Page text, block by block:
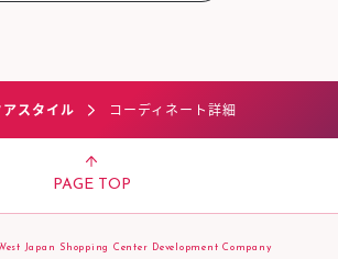
スタイル コーディネート詳細
PAGE TOP
Japan Shopping Center Development Company